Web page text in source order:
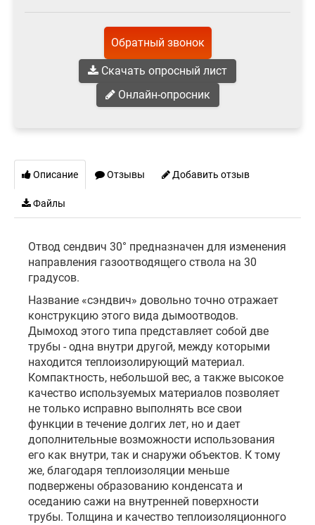
Обратный звонок
Скачать опросный лист
Онлайн-опросник
Описание Отзывы Добавить отзыв
Файлы
Отвод сендвич 30° предназначен для изменения
направления газоотводящего ствола на 30
градусов.
Название «сэндвич» довольно точно отражает
конструкцию этого вида дымоотводов.
Дымоход этого типа представляет собой две
трубы - одна внутри другой, между которыми
находится теплоизолирующий материал.
Компактность, небольшой вес, а также высокое
качество используемых материалов позволяет
не только исправно выполнять все свои
функции в течение долгих лет, но и дает
дополнительные возможности использования
его как внутри, так и снаружи объектов. К тому
же, благодаря теплоизоляции меньше
подвержены образованию конденсата и
оседанию сажи на внутренней поверхности
трубы. Толщина и качество теплоизоляционного